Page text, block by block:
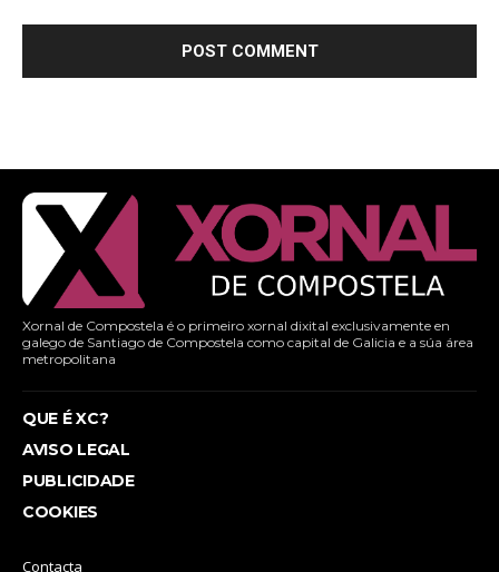
Xornal de Compostela é o primeiro xornal dixital exclusivamente en
galego de Santiago de Compostela como capital de Galicia e a súa área
metropolitana
QUE É XC?
AVISO LEGAL
PUBLICIDADE
COOKIES
Contacta